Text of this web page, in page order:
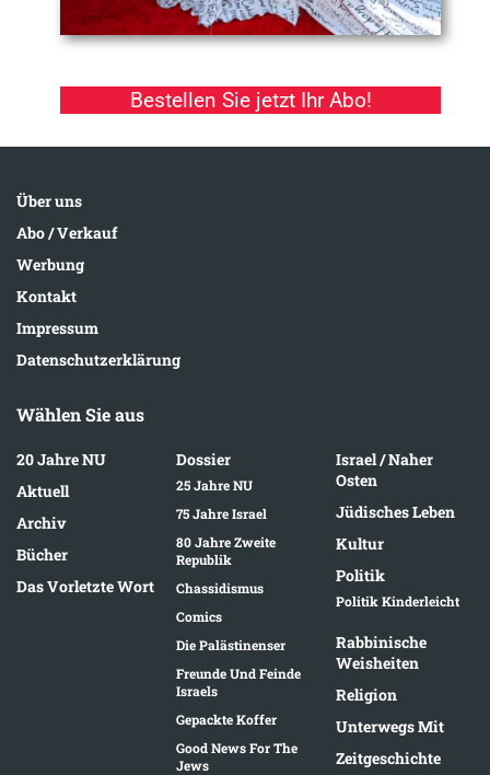
Bestellen Sie jetzt Ihr Abo!
Über uns
Abo / Verkauf
Werbung
Kontakt
Impressum
Datenschutzerklärung
Wählen Sie aus
20 Jahre NU
Aktuell
Archiv
Bücher
Das Vorletzte Wort
Dossier
25 Jahre NU
75 Jahre Israel
80 Jahre Zweite
Republik
Chassidismus
Comics
Die Palästinenser
Freunde Und Feinde
Israels
Gepackte Koffer
Good News For The
Jews
Israel / Naher
Osten
Jüdisches Leben
Kultur
Politik
Politik Kinderleicht
Rabbinische
Weisheiten
Religion
Unterwegs Mit
Zeitgeschichte